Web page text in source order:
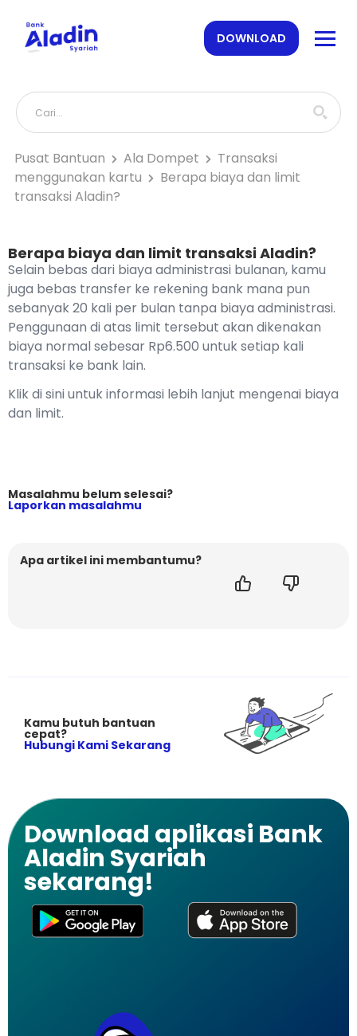
DOWNLOAD
Pusat Bantuan Ala Dompet
Transaksi
menggunakan kartu
Berapa biaya dan limit
transaksi Aladin?
Berapa biaya dan limit transaksi Aladin?
Selain bebas dari biaya administrasi bulanan, kamu
juga bebas transfer ke rekening bank mana pun
sebanyak 20 kali per bulan tanpa biaya administrasi.
Penggunaan di atas limit tersebut akan dikenakan
biaya normal sebesar Rp6.500 untuk setiap kali
transaksi ke bank lain.
Klikdi sini untuk informasi lebih lanjut mengenai biaya
dan limit.
Masalahmu belum selesai?
Laporkan masalahmu
Apa artikel ini membantumu?
Kamu butuh bantuan
cepat?
Hubungi Kami Sekarang
Download aplikasi Bank
Aladin Syariah
sekarang!